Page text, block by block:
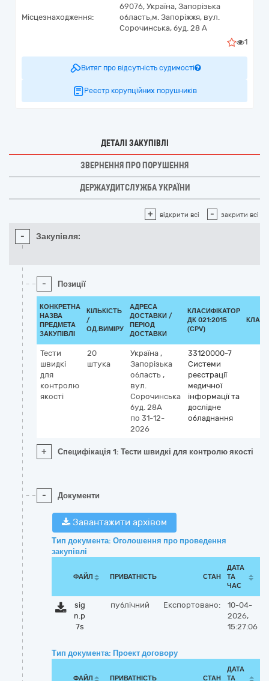
Місцезнаходження:
69076, Україна, Запорізька
область,м. Запоріжжя, вул.
Сорочинська, буд. 28 А
1
Витяг про відсутність судимості
Реєстр корупційних порушників
ДЕТАЛІ ЗАКУПІВЛІ
ЗВЕРНЕННЯ ПРО ПОРУШЕННЯ
ДЕРЖАУДИТСЛУЖБА УКРАЇНИ
+ відкрити всі - закрити всі
- Закупівля:
- Позиції
КОНКРЕТНА
НАЗВА
ПРЕДМЕТА
ЗАКУПІВЛІ
КІЛЬКІСТЬ
/
ОД.ВИМІРУ
АДРЕСА
ДОСТАВКИ /
ПЕРІОД
ДОСТАВКИ
КЛАСИФІКАТОР
ДК 021:2015
(CPV)
Тести
швидкі
для
контролю
якості
20
штука
Україна ,
Запорізька
область ,
вул.
Сорочинська
буд. 28А
по 31-12-
2026
33120000-7
Системи
реєстрації
медичної
інформації та
дослідне
обладнання
+ Специфікація 1: Тести швидкі для контролю якості
- Документи
Завантажити архівом
Тип документа: Оголошення про проведення
закупівлі
ФАЙЛ ПРИВАТНІСТЬ СТАН
ДАТА
ТА
ЧАС
sig
n.p
7s
публічний Експортовано:
10-04-
2026,
15:27:06
Тип документа: Проект договору
ФАЙЛ ПРИВАТНІСТЬ СТАН
ДАТА
ТА